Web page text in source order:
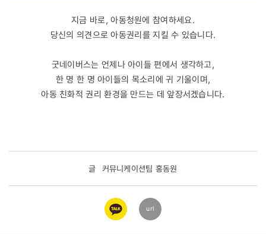
지금 바로, 아동청원에 참여하세요.
당신의 의견으로 아동권리를 지킬 수 있습니다.
굿네이버스는 언제나 아이들 편에서 생각하고,
한 명 한 명 아이들의 목소리에 귀 기울이며,
아동 친화적 권리 환경을 만드는 데 앞장서겠습니다.
글 커뮤니케이션팀 홍동원
카카오
링크
url